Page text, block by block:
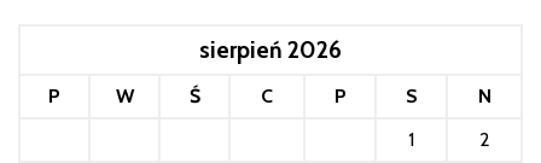
sierpień 2026
P W Ś C P S
N
1
2